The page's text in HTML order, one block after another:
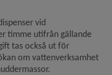
vid
timme utifrån gällande
tas också ut för
om vattenverksamhet